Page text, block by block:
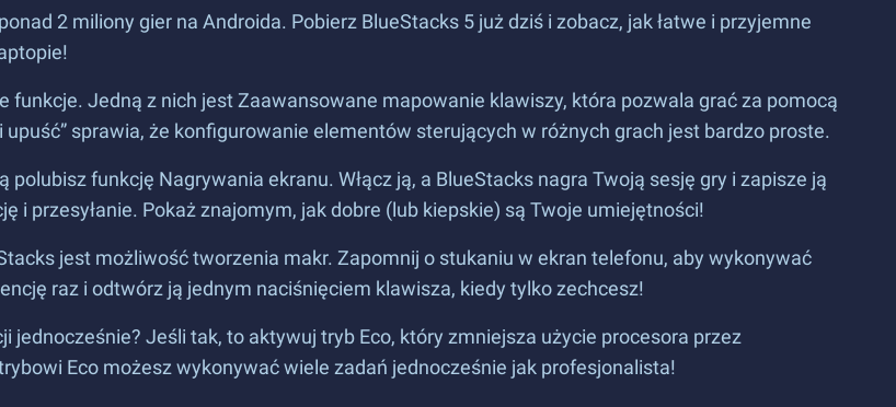
2 miliony gier na Androida. Pobierz BlueStacks 5 już dziś i zobacz, jak łatwe i przyjemne
Jedną z nich jest Zaawansowane mapowanie klawiszy, która pozwala grać za pomocą
sprawia, że konfigurowanie elementów sterujących w różnych grach jest bardzo proste.
funkcję Nagrywania ekranu. Włącz ją, a BlueStacks nagra Twoją sesję gry i zapisze ją
i przesyłanie. Pokaż znajomym, jak dobre (lub kiepskie) są Twoje umiejętności!
jest możliwość tworzenia makr. Zapomnij o stukaniu w ekran telefonu, aby wykonywać
raz i odtwórz ją jednym naciśnięciem klawisza, kiedy tylko zechcesz!
jednocześnie? Jeśli tak, to aktywuj tryb Eco, który zmniejsza użycie procesora przez
Eco możesz wykonywać wiele zadań jednocześnie jak profesjonalista!